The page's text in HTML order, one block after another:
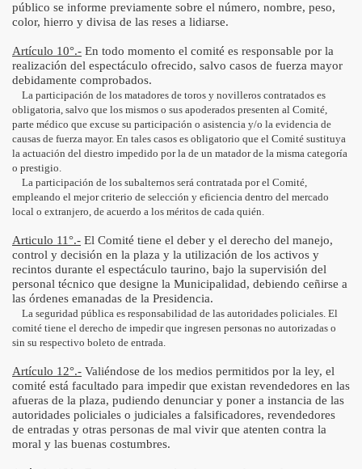
público se informe previamente sobre el número, nombre, peso,
color, hierro y divisa de las reses a lidiarse.
Artículo 10°.- En todo momento el comité es responsable por la
realización del espectáculo ofrecido, salvo casos de fuerza mayor
debidamente comprobados.
La participación de los matadores de toros y novilleros contratados es
obligatoria, salvo que los mismos o sus apoderados presenten al Comité,
parte médico que excuse su participación o asistencia y/o la evidencia de
causas de fuerza mayor. En tales casos es obligatorio que el Comité sustituya
la actuación del diestro impedido por la de un matador de la misma categoría
o prestigio.
La participación de los subalternos será contratada por el Comité,
empleando el mejor criterio de selección y eficiencia dentro del mercado
local o extranjero, de acuerdo a los méritos de cada quién.
Articulo 11°.- El Comité tiene el deber y el derecho del manejo,
control y decisión en la plaza y la utilización de los activos y
recintos durante el espectáculo taurino, bajo la supervisión del
personal técnico que designe la Municipalidad, debiendo ceñirse a
las órdenes emanadas de la Presidencia.
La seguridad pública es responsabilidad de las autoridades policiales. El
comité tiene el derecho de impedir que ingresen personas no autorizadas o
sin su respectivo boleto de entrada.
Artículo 12°.- Valiéndose de los medios permitidos por la ley, el
comité está facultado para impedir que existan revendedores en las
afueras de la plaza, pudiendo denunciar y poner a instancia de las
autoridades policiales o judiciales a falsificadores, revendedores
de entradas y otras personas de mal vivir que atenten contra la
moral y las buenas costumbres.